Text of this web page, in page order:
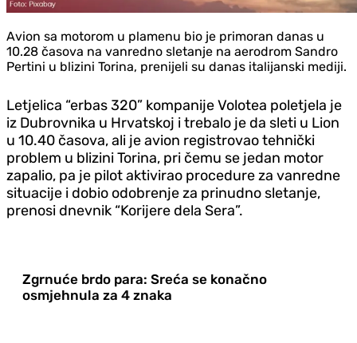
Avion sa motorom u plamenu bio je primoran danas u
10.28 časova na vanredno sletanje na aerodrom Sandro
Pertini u blizini Torina, prenijeli su danas italijanski mediji.
Letjelica “erbas 320” kompanije Volotea poletjela je
iz Dubrovnika u Hrvatskoj i trebalo je da sleti u Lion
u 10.40 časova, ali je avion registrovao tehnički
problem u blizini Torina, pri čemu se jedan motor
zapalio, pa je pilot aktivirao procedure za vanredne
situacije i dobio odobrenje za prinudno sletanje,
prenosi dnevnik “Korijere dela Sera”.
Zgrnuće brdo para: Sreća se konačno
osmjehnula za 4 znaka